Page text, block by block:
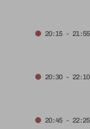
20:15 - 21:55
20:30 - 22:10
20:45 - 22:25